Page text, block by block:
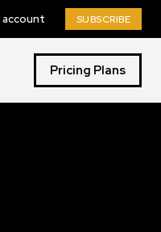
account SUBSCRIBE
Pricing Plans